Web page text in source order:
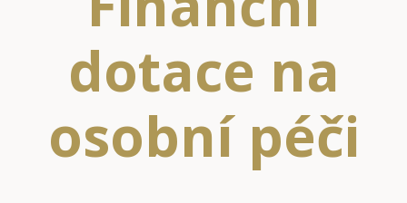
dotace na
osobní péči